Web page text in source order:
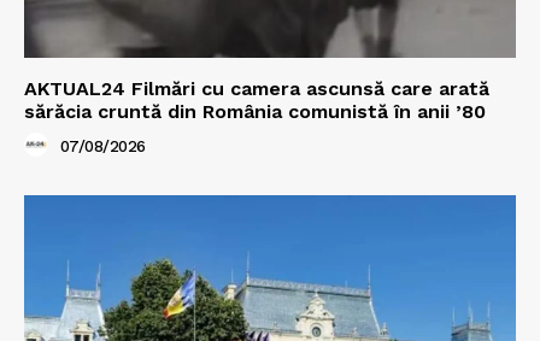
AKTUAL24 Filmări cu camera ascunsă care arată
sărăcia cruntă din România comunistă în anii ’80
07/08/2026